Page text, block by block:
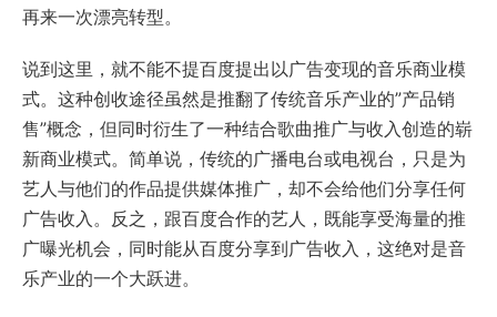
再来一次漂亮转型。
说到这里，就不能不提百度提出以广告变现的音乐商业模
式。这种创收途径虽然是推翻了传统音乐产业的”产品销
售”概念，但同时衍生了一种结合歌曲推广与收入创造的崭
新商业模式。简单说，传统的广播电台或电视台，只是为
艺人与他们的作品提供媒体推广，却不会给他们分享任何
广告收入。反之，跟百度合作的艺人，既能享受海量的推
广曝光机会，同时能从百度分享到广告收入，这绝对是音
乐产业的一个大跃进。